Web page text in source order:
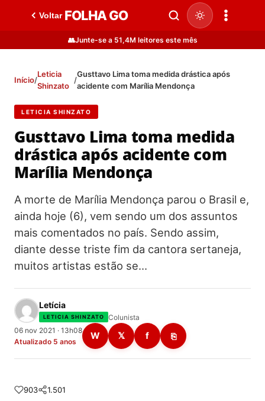
Voltar FOLHA GO
👥Junte-se a 51,4M leitores este mês
Início/
Leticia
Shinzato
/
Gusttavo Lima toma medida drástica após
acidente com Marília Mendonça
LETICIA SHINZATO
Gusttavo Lima toma medida
drástica após acidente com
Marília Mendonça
A morte de Marília Mendonça parou o Brasil e,
ainda hoje (6), vem sendo um dos assuntos
mais comentados no país. Sendo assim,
diante desse triste fim da cantora sertaneja,
muitos artistas estão se…
Letícia
LETICIA SHINZATO
Colunista
06 nov 2021 · 13h08
Atualizado 5 anos
W 𝕏 f ⎘
903 1.501